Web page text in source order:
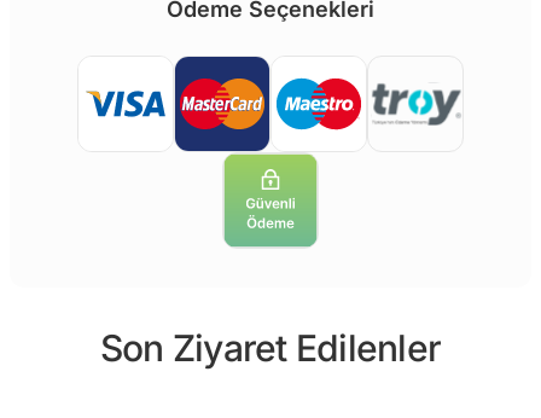
Ödeme Seçenekleri
Son Ziyaret Edilenler